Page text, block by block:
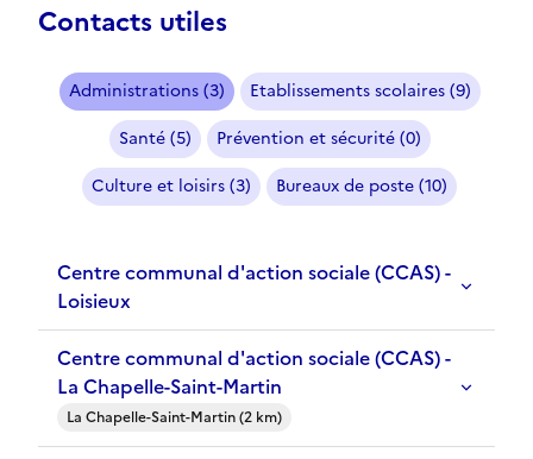
Contacts utiles
Administrations (3)
Etablissements scolaires (9)
Santé (5)
Prévention et sécurité (0)
Culture et loisirs (3)
Bureaux de poste (10)
Centre communal d'action sociale (CCAS) -
Loisieux
Centre communal d'action sociale (CCAS) -
La Chapelle-Saint-Martin
La Chapelle-Saint-Martin (2 km)